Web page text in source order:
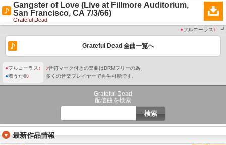
Gangster of Love (Live at Fillmore Auditorium,
San Francisco, CA 7/3/66)
Grateful Dead
●フルコーラス ♪ ┛
Grateful Dead 全曲一覧へ
●フルコーラス ♪
●着うた®♪
♪音符マーク付きの楽曲はDRMフリーの為、
多くの音楽プレイヤーで再生可能です。
Grateful Dead
配信曲を検索
最新作品情報